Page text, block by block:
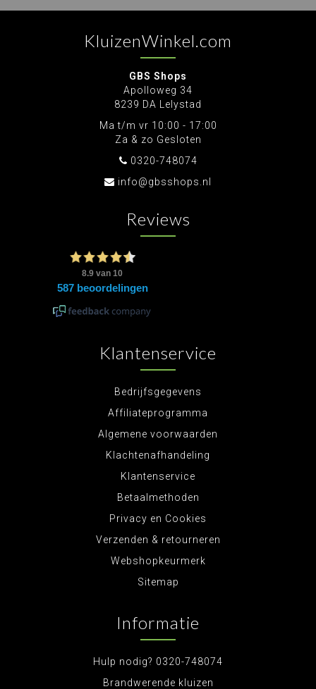
KluizenWinkel.com
GBS Shops
Apolloweg 34
8239 DA Lelystad
Ma t/m vr 10:00 - 17:00
Za & zo Gesloten
0320-748074
info@gbsshops.nl
Reviews
Klantenservice
Bedrijfsgegevens
Affiliateprogramma
Algemene voorwaarden
Klachtenafhandeling
Klantenservice
Betaalmethoden
Privacy en Cookies
Verzenden & retourneren
Webshopkeurmerk
Sitemap
Informatie
Hulp nodig? 0320-748074
Brandwerende kluizen